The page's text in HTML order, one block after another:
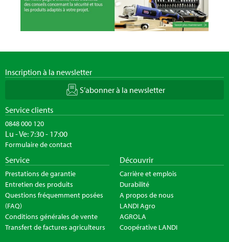
Inscription à la newsletter
S’abonner à la newsletter
Service clients
0848 000 120
Lu - Ve: 7:30 - 17:00
Formulaire de contact
Service
Prestations de garantie
Entretien des produits
Questions fréquemment posées
(FAQ)
Conditions générales de vente
Transfert de factures agriculteurs
Découvrir
Carrière et emplois
Durabilité
A propos de nous
LANDI Agro
AGROLA
Coopérative LANDI